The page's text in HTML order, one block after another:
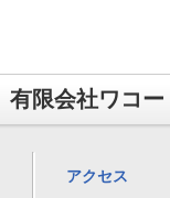
有限会社ワコー
アクセス